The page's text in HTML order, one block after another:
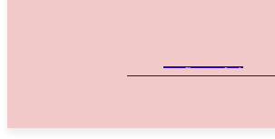
Referensi Bisnis Indonesia